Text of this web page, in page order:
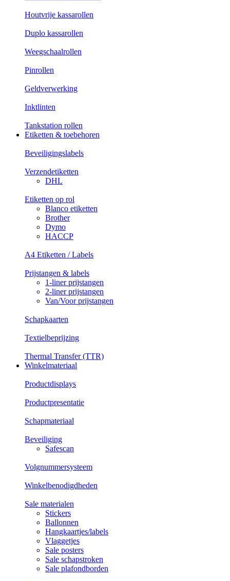
Houtvrije kassarollen
Duplo kassarollen
Weegschaalrollen
Pinrollen
Geldverwerking
Inktlinten
Tankstation rollen
Etiketten & toebehoren
Beveiligingslabels
Verzendetiketten
DHL
Etiketten op rol
Blanco etiketten
Brother
Dymo
HACCP
A4 Etiketten / Labels
Prijstangen & labels
1-liner prijstangen
2-liner prijstangen
Van/Voor prijstangen
Schapkaarten
Textielbeprijzing
Thermal Transfer (TTR)
Winkelmateriaal
Productdisplays
Productpresentatie
Schapmateriaal
Beveiliging
Safescan
Volgnummersysteem
Winkelbenodigdheden
Sale materialen
Stickers
Ballonnen
Hangkaartjes/labels
Vlaggetjes
Sale posters
Sale schapstroken
Sale plafondborden